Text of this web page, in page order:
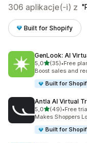
306 aplikacje(-i) z
Built for Shopify
GenLook: AI
5,0na 5 gwiazdek
(35)
Łączna liczba
•Free
Boost sales and
Built for
Antla AI Virtual
5,0na 5 gwiazdek
(49)
Łączna liczba
•Free
Makes Shoppers
Built for